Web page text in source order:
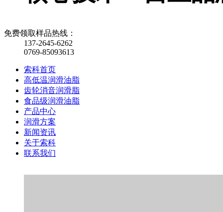
免费领取样品热线：
137-2645-6262
0769-85093613
索科首页
高低温润滑油脂
齿轮消音润滑脂
食品级润滑油脂
产品中心
润滑方案
新闻资讯
关于索科
联系我们